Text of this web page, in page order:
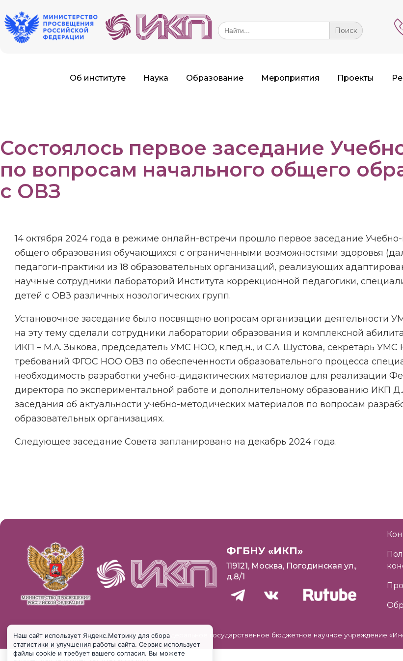
Search
for:
Об институте Наука Образование Мероприятия Проекты
Состоялось первое заседание
по вопросам начального общего
с ОВЗ
14 октября 2024 года в режиме онлайн-встречи прошло первое заседание
общего образования обучающихся с ограниченными возможностями здоровья
педагоги-практики из 18 образовательных организаций, реализующих
научные сотрудники лабораторий Института коррекционной педагогики,
детей с ОВЗ различных нозологических групп.
Установочное заседание было посвящено вопросам организации деятельности
на эту тему сделали сотрудники лаборатории образования и комплексной
ИКП – М.А. Зыкова, председатель УМС НОО, к.пед.н., и С.А. Шустова, секретарь УМС
требований ФГОС НОО ОВЗ по обеспеченности образовательного процесса
необходимость разработки учебно-дидактических материалов для реализации
директора по экспериментальной работе и дополнительному образованию ИКП
заседания об актуальности учебно-методических материалов по вопросам
образовательных организациях.
Следующее заседание Совета запланировано на декабрь 2024 года.
ФГБНУ «ИКП»
119121, Москва, Погодинская ул.,
д.8/1
© 2025 Федеральное государственное бюджетное научное учреждение
Наш сайт использует Яндекс.Метрику для сбора
статистики и улучшения работы сайта. Сервис использует
файлы cookie и требует вашего согласия. Вы можете